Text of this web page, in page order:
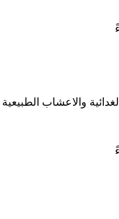
والاعشاب الطبيعية